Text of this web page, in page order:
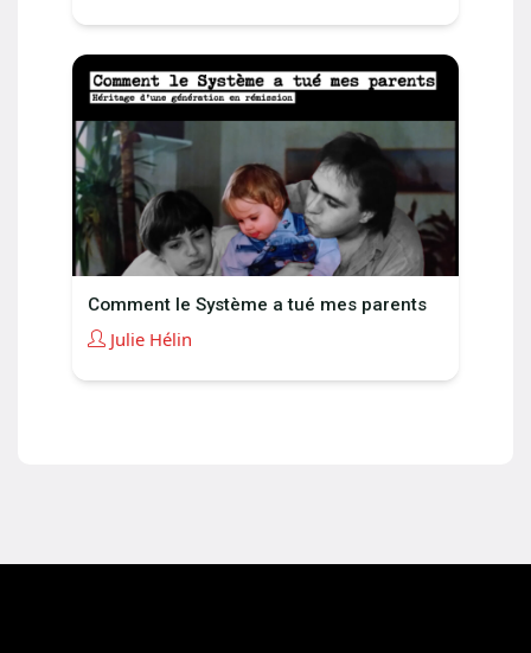
Comment le Système a tué mes parents
Julie Hélin